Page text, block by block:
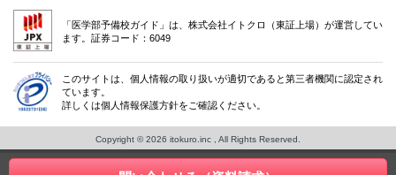
「医学部予備校ガイド」は、株式会社イトクロ（東証上場）が運営してい
ます。証券コード：6049
このサイトは、個人情報の取り扱いが適切であると第三者機関に認定され
ています。
詳しくは個人情報保護方針をご確認ください。
Copyright © 2026 itokuro.inc , All Rights Reserved.